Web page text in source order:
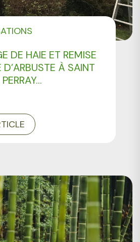
DE HAIE ET REMISE
D’ARBUSTE À SAINT